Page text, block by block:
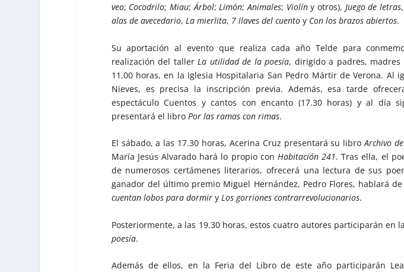
veo; Cocodrilo; Miau;Árbol;Limón;Animales; Violíny otros), Juego de letras
alas de avecedario, La mierlita, 7 llaves del cuentoy Con los brazos abiertos.
Su aportación al evento que realiza cada año Telde para
realización del taller La utilidad de la poesía, dirigido a padres, madres
11.00 horas, en la Iglesia Hospitalaria San Pedro Mártir de Verona. Al
Nieves, es precisa la inscripción previa. Además, esa tarde
espectáculo Cuentos y cantos con encanto (17.30 horas) y al día
presentará el libro Por las ramas con rimas.
El sábado, a las 17.30 horas, Acerina Cruz presentará su libroArchivo
María Jesús Alvarado hará lo propio con Habitación 241. Tras ella, el
de numerosos certámenes literarios, ofrecerá una lectura de sus
ganador del último premio Miguel Hernández, Pedro Flores, hablará
cuentan lobos para dormiry Los gorriones contrarrevolucionarios.
Posteriormente, a las 19.30 horas, estos cuatro autores participarán en
poesía.
Además de ellos, en la Feria del Libro de este año participarán